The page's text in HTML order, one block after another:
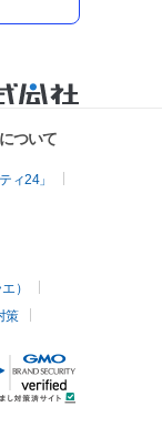
ついて
ィ24」
）
策